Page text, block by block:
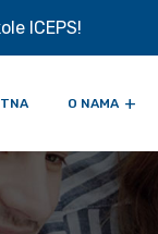
ICEPS!
O NAMA